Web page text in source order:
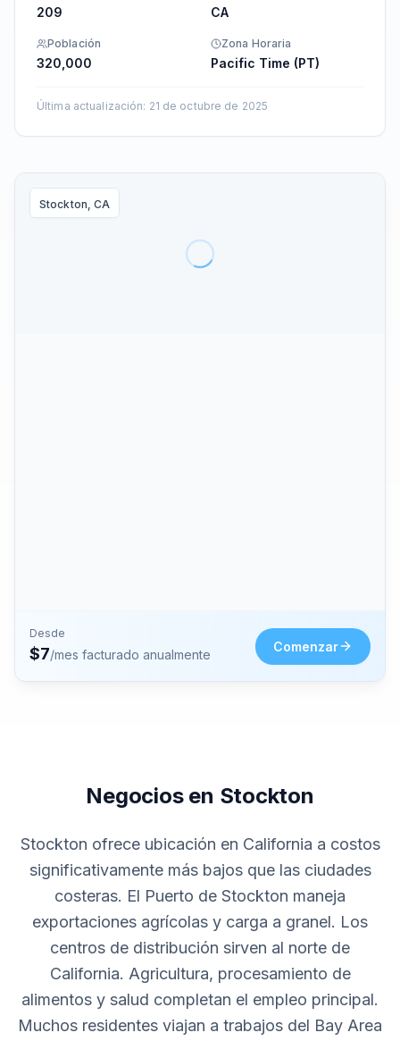
209 CA
Población
320,000
Zona Horaria
Pacific Time (PT)
Última actualización: 21 de octubre de 2025
Stockton, CA
Desde
$7/mes facturado anualmente
Comenzar
Negocios en Stockton
Stockton ofrece ubicación en California a costos
significativamente más bajos que las ciudades
costeras. El Puerto de Stockton maneja
exportaciones agrícolas y carga a granel. Los
centros de distribución sirven al norte de
California. Agricultura, procesamiento de
alimentos y salud completan el empleo principal.
Muchos residentes viajan a trabajos del Bay Area